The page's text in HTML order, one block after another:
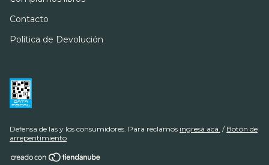
Contacto
Política de Devolución
Defensa de las y los consumidores. Para reclamos ingresá acá. / Botón de
arrepentimiento